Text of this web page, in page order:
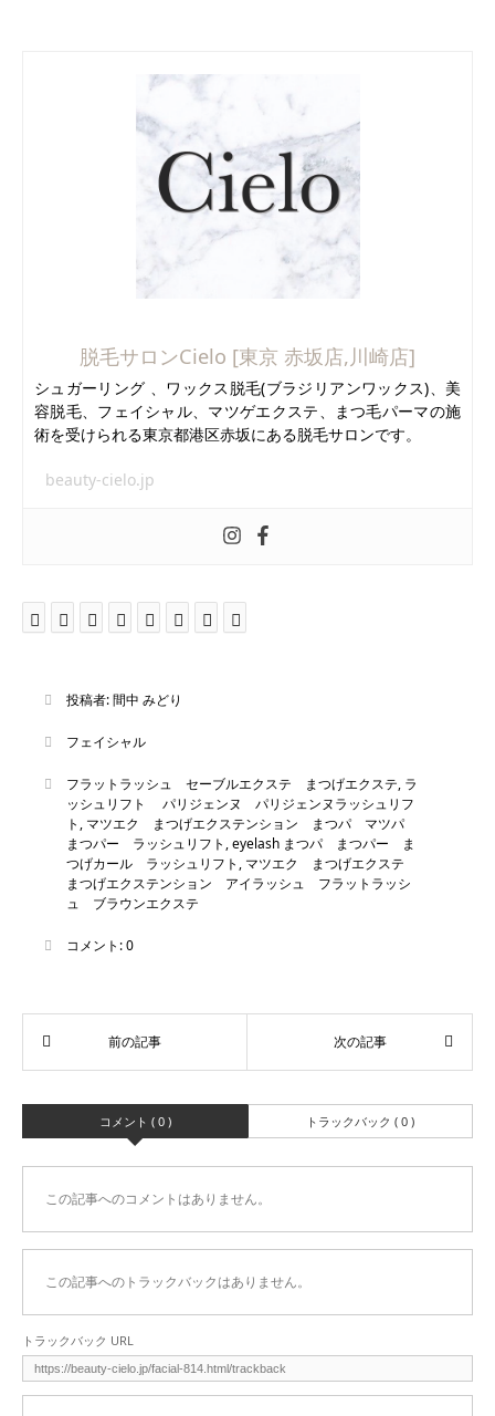
脱毛サロンCielo [東京 赤坂店,川崎店]
シュガーリング 、ワックス脱毛(ブラジリアンワックス)、美
容脱毛、フェイシャル、マツゲエクステ、まつ毛パーマの施
術を受けられる東京都港区赤坂にある脱毛サロンです。
beauty-cielo.jp
投稿者:間中 みどり
フェイシャル
フラットラッシュ セーブルエクステ まつげエクステ, ラ
ッシュリフト パリジェンヌ パリジェンヌラッシュリフ
ト , マツエク まつげエクステンション まつパ マツパ
まつパー ラッシュリフト ,eyelash まつパ まつパー ま
つげカール ラッシュリフト , マツエク まつげエクステ
まつげエクステンション アイラッシュ フラットラッシ
ュ ブラウンエクステ
コメント:0
コメント ( 0 ) トラックバック ( 0 )
この記事へのコメントはありません。
この記事へのトラックバックはありません。
トラックバック URL